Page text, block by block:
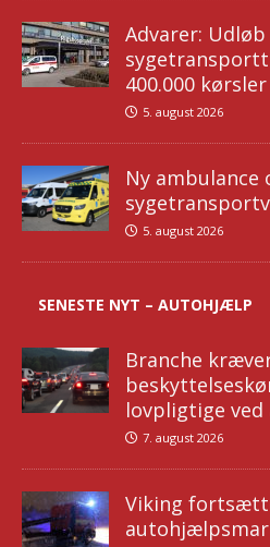
Advarer:
400.000
5. august 2026
Ny ambulance
5. august 2026
SENESTE NYT – AUTOHJÆLP
Branche
lovpligtige
7. august 2026
Viking